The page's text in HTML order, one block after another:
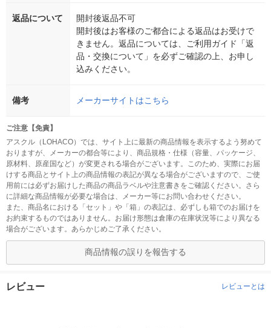
返品について
開封後返品不可
開封後はお客様のご都合による返品はお受けで
きません。返品については、ご利用ガイド「返
品・交換について」を必ずご確認の上、お申し
込みください。
備考 メーカーサイトはこちら
ご注意【免責】
アスクル（LOHACO）では、サイト上に最新の商品情報を表示するよう努めて
おりますが、メーカーの都合等により、商品規格・仕様（容量、パッケージ、
原材料、原産国など）が変更される場合がございます。このため、実際にお届
けする商品とサイト上の商品情報の表記が異なる場合がございますので、ご使
用前には必ずお届けした商品の商品ラベルや注意書きをご確認ください。さら
に詳細な商品情報が必要な場合は、メーカー等にお問い合わせください。
また、商品名における「セット」や「箱」の表記は、必ずしも箱でのお届けを
お約束するものではありません。お届け形態は倉庫の在庫状況等により異なる
場合がございます。あらかじめご了承ください。
商品情報の誤りを報告する
レビュー レビューとは